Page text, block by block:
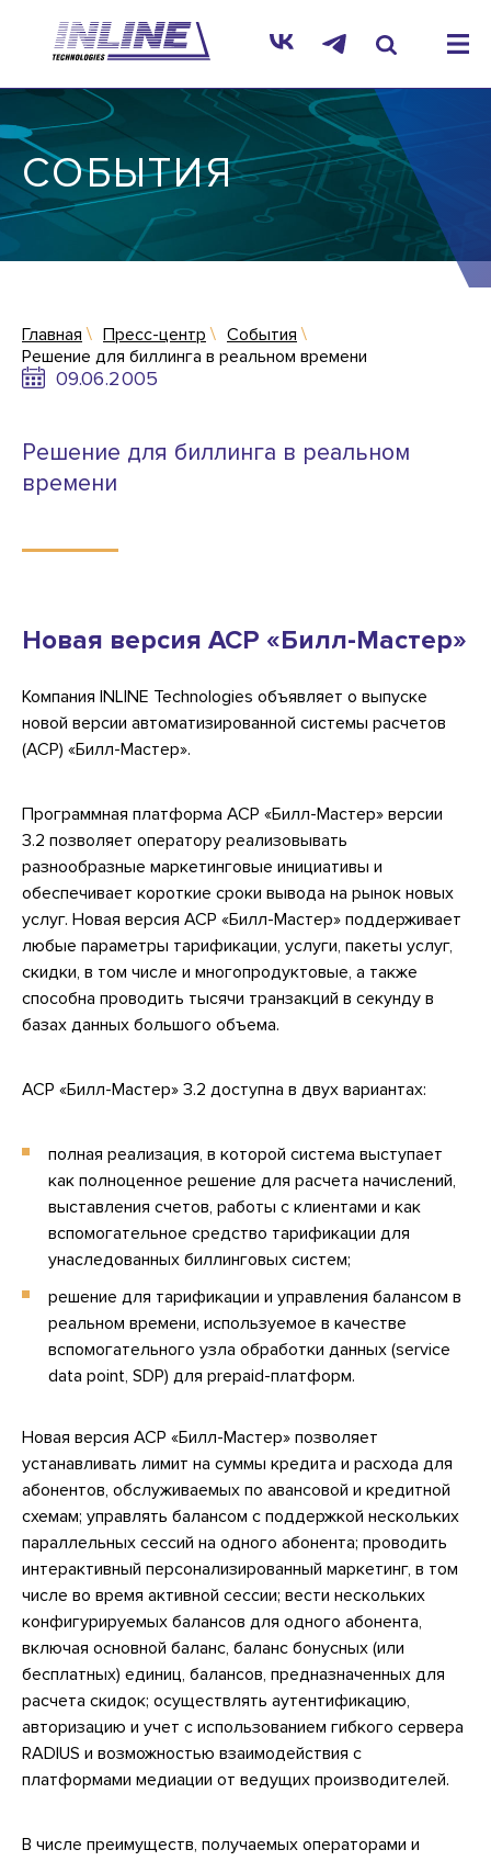
СОБЫТИЯ
Главная Пресс-центр
События
Решение для биллинга в реальном времени
09.06.2005
Решение для биллинга в реальном
времени
Новая версия АСР «Билл-Мастер»
Компания INLINE Technologies объявляет о выпуске
новой версии автоматизированной системы расчетов
(АСР) «Билл-Мастер».
Программная платформа АСР «Билл-Мастер» версии
3.2 позволяет оператору реализовывать
разнообразные маркетинговые инициативы и
обеспечивает короткие сроки вывода на рынок новых
услуг. Новая версия АСР «Билл-Мастер» поддерживает
любые параметры тарификации, услуги, пакеты услуг,
скидки, в том числе и многопродуктовые, а также
способна проводить тысячи транзакций в секунду в
базах данных большого объема.
АСР «Билл-Мастер» 3.2 доступна в двух вариантах:
полная реализация, в которой система выступает
как полноценное решение для расчета начислений,
выставления счетов, работы с клиентами и как
вспомогательное средство тарификации для
унаследованных биллинговых систем;
решение для тарификации и управления балансом в
реальном времени, используемое в качестве
вспомогательного узла обработки данных (service
data point, SDP) для prepaid-платформ.
Новая версия АСР «Билл-Мастер» позволяет
устанавливать лимит на суммы кредита и расхода для
абонентов, обслуживаемых по авансовой и кредитной
схемам; управлять балансом с поддержкой нескольких
параллельных сессий на одного абонента; проводить
интерактивный персонализированный маркетинг, в том
числе во время активной сессии; вести нескольких
конфигурируемых балансов для одного абонента,
включая основной баланс, баланс бонусных (или
бесплатных) единиц, балансов, предназначенных для
расчета скидок; осуществлять аутентификацию,
авторизацию и учет с использованием гибкого сервера
RADIUS и возможностью взаимодействия с
платформами медиации от ведущих производителей.
В числе преимуществ, получаемых операторами и